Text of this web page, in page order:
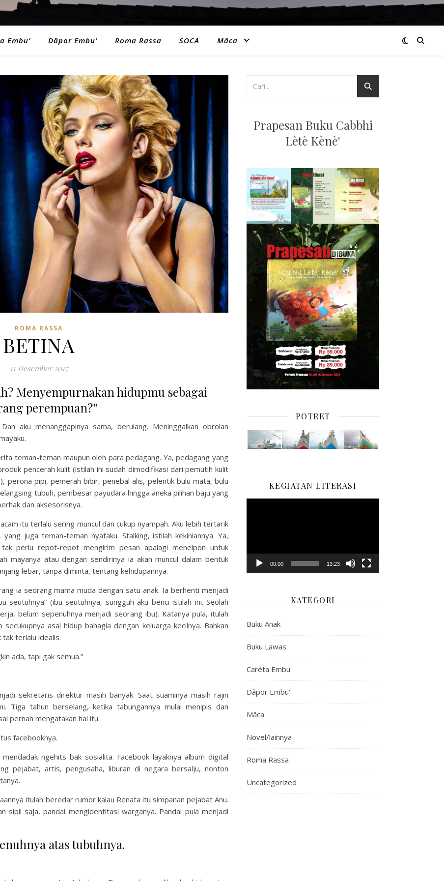
Embu’ Dâpor Embu’ Roma Rassa SOCA Mâca
ROMA RASSA
BETINA
11 Desember 2017
Menyempurnakan hidupmu sebagai
perempuan?”
aku menanggapinya sama, berulang. Meninggalkan obrolan
teman-teman maupun oleh para pedagang. Ya, pedagang yang
pencerah kulit (istilah ini sudah dimodifikasi dari pemutih kulit
perona pipi, pemerah bibir, penebal alis, pelentik bulu mata, bulu
tubuh, pembesar payudara hingga aneka pilihan baju yang
dan aksesorisnya.
itu terlalu sering muncul dan cukup nyampah. Aku lebih tertarik
juga teman-teman nyataku. Stalking, istilah kekiniannya. Ya,
perlu repot-repot mengirim pesan apalagi menelpon untuk
mayanya atau dengan sendirinya ia akan muncul dalam bentuk
lebar, tanpa diminta, tentang kehidupannya.
ia seorang mama muda dengan satu anak. Ia berhenti menjadi
seutuhnya” (ibu seutuhnya, sungguh aku benci istilah ini. Seolah
belum sepenuhnya menjadi seorang ibu). Katanya pula, itulah
asal hidup bahagia dengan keluarga kecilnya. Bahkan
tak terlalu idealis.
ada, tapi gak semua.”
sekretaris direktur masih banyak. Saat suaminya masih rajin
Tiga tahun berselang, ketika tabungannya mulai menipis dan
pernah mengatakan hal itu.
facebooknya.
ngehits bak sosialita. Facebook layaknya album digital
pejabat, artis, pengusaha, liburan di negara bersalju, nonton
itulah beredar rumor kalau Renata itu simpanan pejabat Anu.
sipil saja, pandai mengidentitasi warganya. Pandai pula menjadi
atas tubuhnya.
Prapesan Buku Cabbhi
Lètè Kènè'
POTRET
KEGIATAN LITERASI
00:00 13:23
KATEGORI
Buku Anak
Buku Lawas
Carèta Embu'
Dâpor Embu'
Mâca
Novel/lainnya
Roma Rassa
Uncategorized